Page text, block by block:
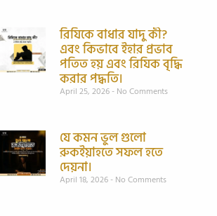
রিযিকে বাধার যাদু কী?
এবং কিভাবে ইহার প্রভাব
পতিত হয় এবং রিযিক বৃদ্ধি
করার পদ্ধতি।
April 25, 2026 No Comments
যে কমন ভুল গুলো
রুকইয়াহতে সফল হতে
দেয়না।
April 18, 2026 No Comments